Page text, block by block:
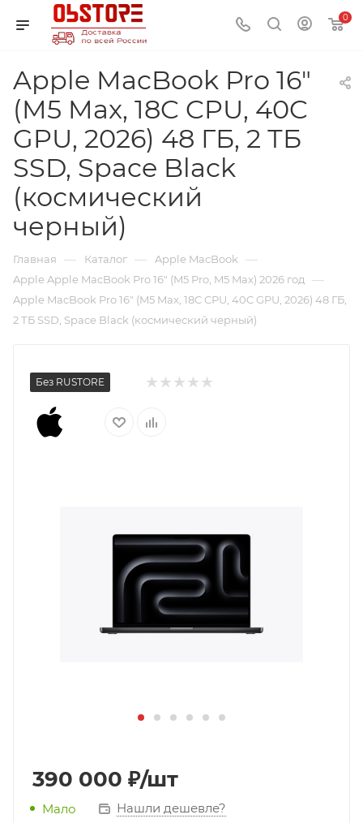
0
Apple MacBook Pro 16"
(M5 Max, 18C CPU, 40C
GPU, 2026) 48 ГБ, 2 ТБ
SSD, Space Black
(космический
черный)
Главная — Каталог — Apple MacBook —
Apple Apple MacBook Pro 16" (M5 Pro, M5 Max) 2026 год —
Apple MacBook Pro 16" (M5 Max, 18C CPU, 40C GPU, 2026) 48 ГБ,
2 ТБ SSD, Space Black (космический черный)
Без RUSTORE
390 000 ₽/шт
Мало Нашли дешевле?